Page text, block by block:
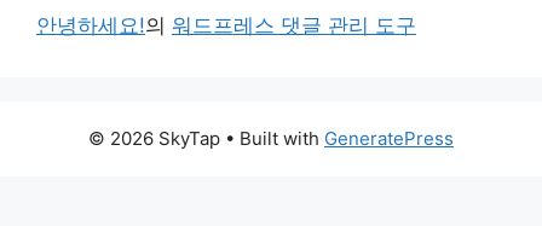
안녕하세요!의 워드프레스 댓글 관리 도구
© 2026 SkyTap • Built with GeneratePress